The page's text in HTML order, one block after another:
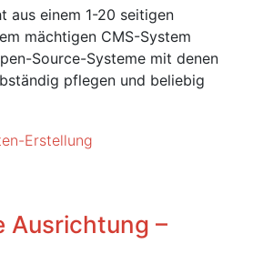
aus einem 1-20 seitigen
mächtigen CMS-System
Source-Systeme mit denen
pflegen und beliebig
Erstellung
Ausrichtung –